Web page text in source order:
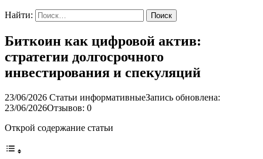
Найти:
Биткоин как цифровой актив:
стратегии долгосрочного
инвестирования и спекуляций
23/06/2026 Статьи информативныеЗапись обновлена:
23/06/2026Отзывов: 0
Открой содержание статьи